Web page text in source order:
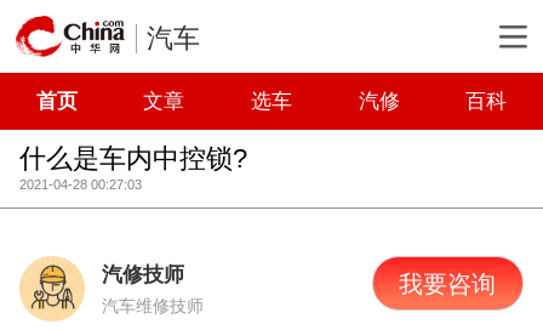
汽车
首页 文章 选车 汽修 百科
什么是车内中控锁?
2021-04-28 00:27:03
汽修技师
汽车维修技师
我要咨询